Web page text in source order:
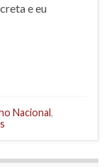
e eu
Nacional,